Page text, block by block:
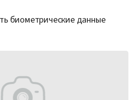
биометрические данные